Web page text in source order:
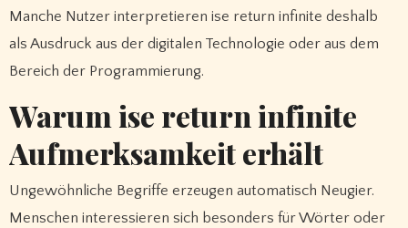
Manche Nutzer interpretieren ise return infinite deshalb
als Ausdruck aus der digitalen Technologie oder aus dem
Bereich der Programmierung.
Warum ise return infinite
Aufmerksamkeit erhält
Ungewöhnliche Begriffe erzeugen automatisch Neugier.
Menschen interessieren sich besonders für Wörter oder